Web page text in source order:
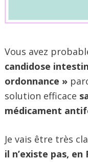
Vous avez
candidose
ordonnance »
solution efficace
médicament
Je vais être très
il n’existe pas,